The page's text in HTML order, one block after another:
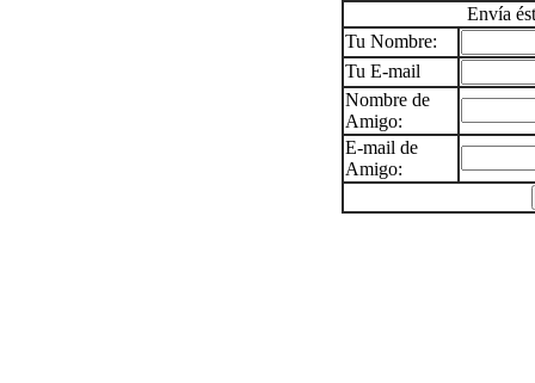
Envía
Tu Nombre:
Tu E-mail
Nombre de
Amigo:
E-mail de
Amigo: